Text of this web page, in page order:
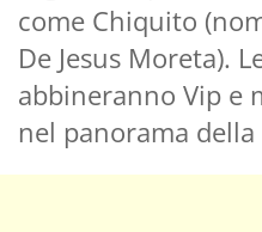
come Chiquito
De Jesus Moreta).
abbineranno Vip e
nel panorama